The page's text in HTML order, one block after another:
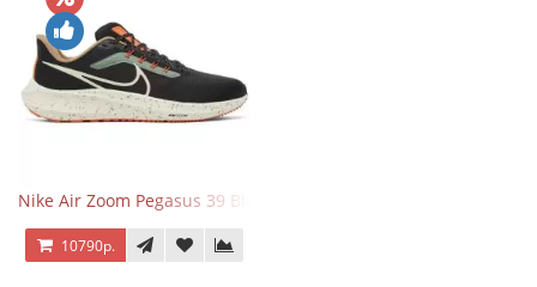
Nike Air Zoom Pegasus 39 Black White Orange
10790р.